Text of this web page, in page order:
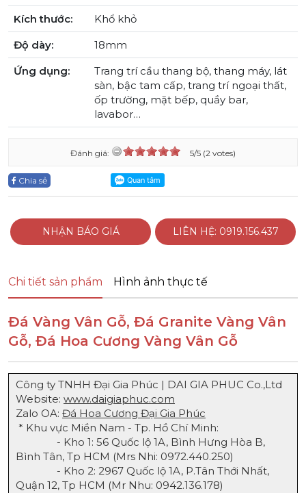
Kích thước:
Khổ khỏ
Độ dày:
18mm
Ứng dụng:
Trang trí cầu thang bộ, thang máy, lát
sàn, bậc tam cấp, trang trí ngoại thất,
ốp trường, mặt bếp, quầy bar,
lavabor…
Đánh giá: 5/5 (2 votes)
Chia sẻ
NHẬN BÁO GIÁ LIÊN HỆ: 0919.156.437
Chi tiết sản phẩm Hình ảnh thực tế
Đá Vàng Vân Gỗ, Đá Granite Vàng Vân
Gỗ, Đá Hoa Cương Vàng Vân Gỗ
Công ty TNHH Đại Gia Phúc | DAI GIA PHUC Co.,Ltd
Website: www.daigiaphuc.com
Zalo OA: Đá Hoa Cương Đại Gia Phúc
* Khu vực Miền Nam - Tp. Hồ Chí Minh:
- Kho 1: 56 Quốc lộ 1A, Bình Hưng Hòa B,
Bình Tân, Tp HCM (Mrs Nhi: 0972.440.250)
- Kho 2: 2967 Quốc lộ 1A, P.Tân Thới Nhất,
Quận 12, Tp HCM (Mr Nhu: 0942.136.178)